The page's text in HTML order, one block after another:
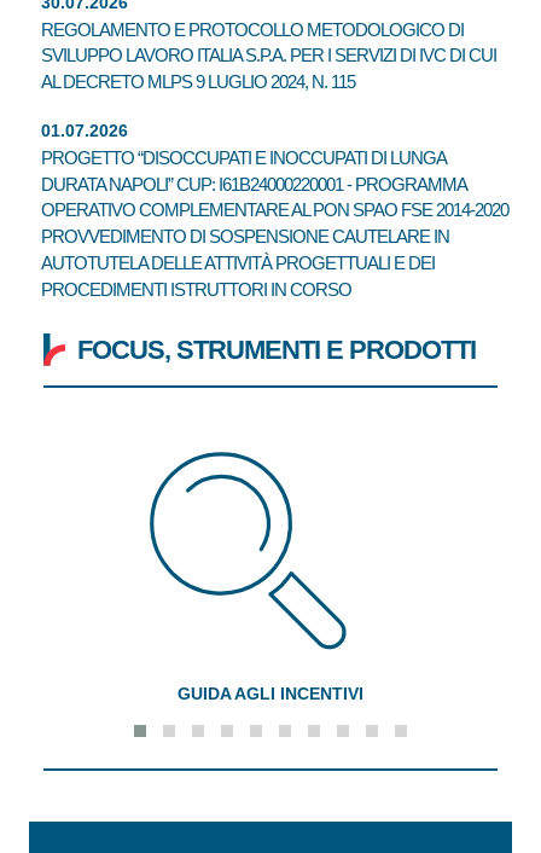
REGOLAMENTO E PROTOCOLLO METODOLOGICO DI
SVILUPPO LAVORO ITALIA S.P.A. PER I SERVIZI DI IVC DI CUI
AL DECRETO MLPS 9 LUGLIO 2024, N. 115
01.07.2026
PROGETTO “DISOCCUPATI E INOCCUPATI DI LUNGA
DURATA NAPOLI” CUP: I61B24000220001 - PROGRAMMA
OPERATIVO COMPLEMENTARE AL PON SPAO FSE 2014-2020
PROVVEDIMENTO DI SOSPENSIONE CAUTELARE IN
AUTOTUTELA DELLE ATTIVITÀ PROGETTUALI E DEI
PROCEDIMENTI ISTRUTTORI IN CORSO
FOCUS, STRUMENTI E PRODOTTI
GUIDA AGLI INCENTIVI